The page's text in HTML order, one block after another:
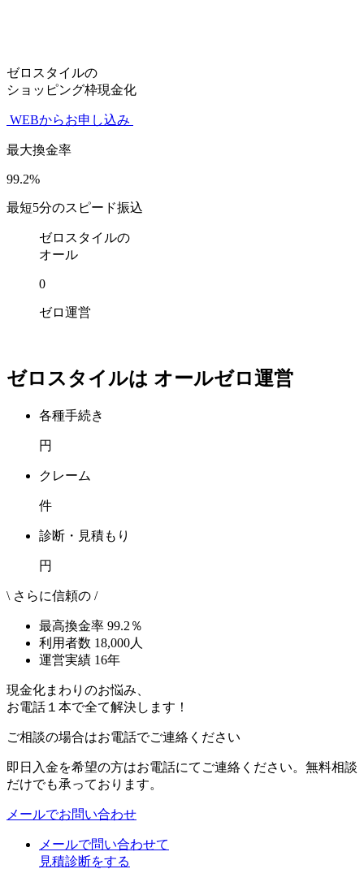
ゼロスタイルの
ショッピング枠現金化
WEBからお申し込み
最大換金率
99.2%
最短5分のスピード振込
ゼロスタイルの
オール
0
ゼロ運営
ゼロスタイルは オールゼロ運営
各種手続き
円
クレーム
件
診断・見積もり
円
\ さらに信頼の /
最高換金率 99.2 ％
利用者数 18,000人
運営実績 16年
現金化まわりのお悩み、
お電話１本で全て解決します！
ご相談の場合はお電話でご連絡ください
即日入金を希望の方はお電話にてご連絡ください。無料相談
だけでも承っております。
メールでお問い合わせ
メールで問い合わせて
見積診断をする